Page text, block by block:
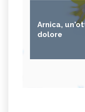
Arnica,
dolore